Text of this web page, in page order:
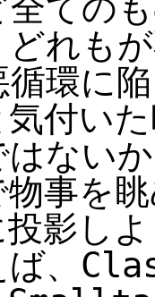
ての
どれも
循環に
付い
ない
物事を
影し
ば、